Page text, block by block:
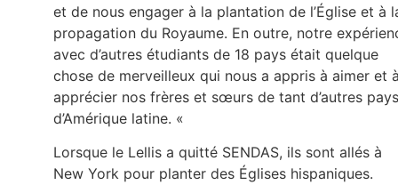
et de nous engager à la plantation de l’Église et à
propagation du Royaume. En outre, notre
avec d’autres étudiants de 18 pays était quelque
chose de merveilleux qui nous a appris à aimer et
apprécier nos frères et sœurs de tant d’autres pays
d’Amérique latine. «
Lorsque le Lellis a quitté SENDAS, ils sont allés à
New York pour planter des Églises hispaniques.